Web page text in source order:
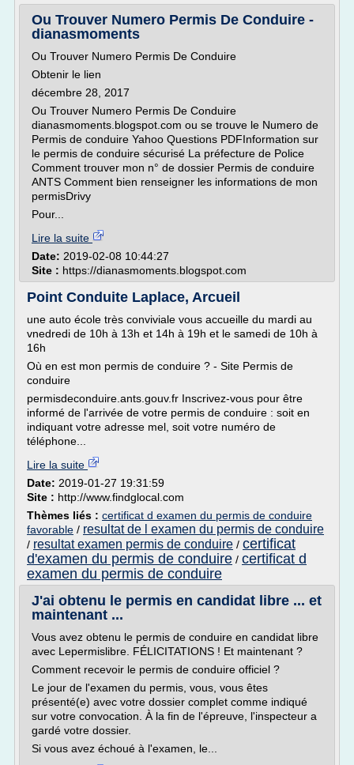
Ou Trouver Numero Permis De Conduire -
dianasmoments
Ou Trouver Numero Permis De Conduire
Obtenir le lien
décembre 28, 2017
Ou Trouver Numero Permis De Conduire
dianasmoments.blogspot.com ou se trouve le Numero de
Permis de conduire Yahoo Questions PDFInformation sur
le permis de conduire sécurisé La préfecture de Police
Comment trouver mon n° de dossier Permis de conduire
ANTS Comment bien renseigner les informations de mon
permisDrivy
Pour...
Lire la suite
Date: 2019-02-08 10:44:27
Site : https://dianasmoments.blogspot.com
Point Conduite Laplace, Arcueil
une auto école très conviviale vous accueille du mardi au
vnedredi de 10h à 13h et 14h à 19h et le samedi de 10h à
16h
Où en est mon permis de conduire ? - Site Permis de
conduire
permisdeconduire.ants.gouv.fr Inscrivez-vous pour être
informé de l'arrivée de votre permis de conduire : soit en
indiquant votre adresse mel, soit votre numéro de
téléphone...
Lire la suite
Date: 2019-01-27 19:31:59
Site : http://www.findglocal.com
Thèmes liés : certificat d examen du permis de conduire
favorable / resultat de l examen du permis de conduire
/ resultat examen permis de conduire / certificat
d'examen du permis de conduire / certificat d
examen du permis de conduire
J'ai obtenu le permis en candidat libre ... et
maintenant ...
Vous avez obtenu le permis de conduire en candidat libre
avec Lepermislibre. FÉLICITATIONS ! Et maintenant ?
Comment recevoir le permis de conduire officiel ?
Le jour de l'examen du permis, vous, vous êtes
présenté(e) avec votre dossier complet comme indiqué
sur votre convocation. À la fin de l'épreuve, l'inspecteur a
gardé votre dossier.
Si vous avez échoué à l'examen, le...